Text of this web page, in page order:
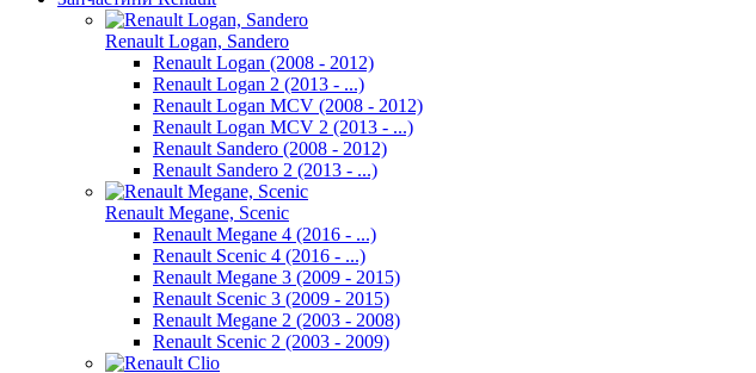
Renault Logan, Sandero
Renault Logan (2008 - 2012)
Renault Logan 2 (2013 - ...)
Renault Logan MCV (2008 - 2012)
Renault Logan MCV 2 (2013 - ...)
Renault Sandero (2008 - 2012)
Renault Sandero 2 (2013 - ...)
Renault Megane, Scenic
Renault Megane 4 (2016 - ...)
Renault Scenic 4 (2016 - ...)
Renault Megane 3 (2009 - 2015)
Renault Scenic 3 (2009 - 2015)
Renault Megane 2 (2003 - 2008)
Renault Scenic 2 (2003 - 2009)